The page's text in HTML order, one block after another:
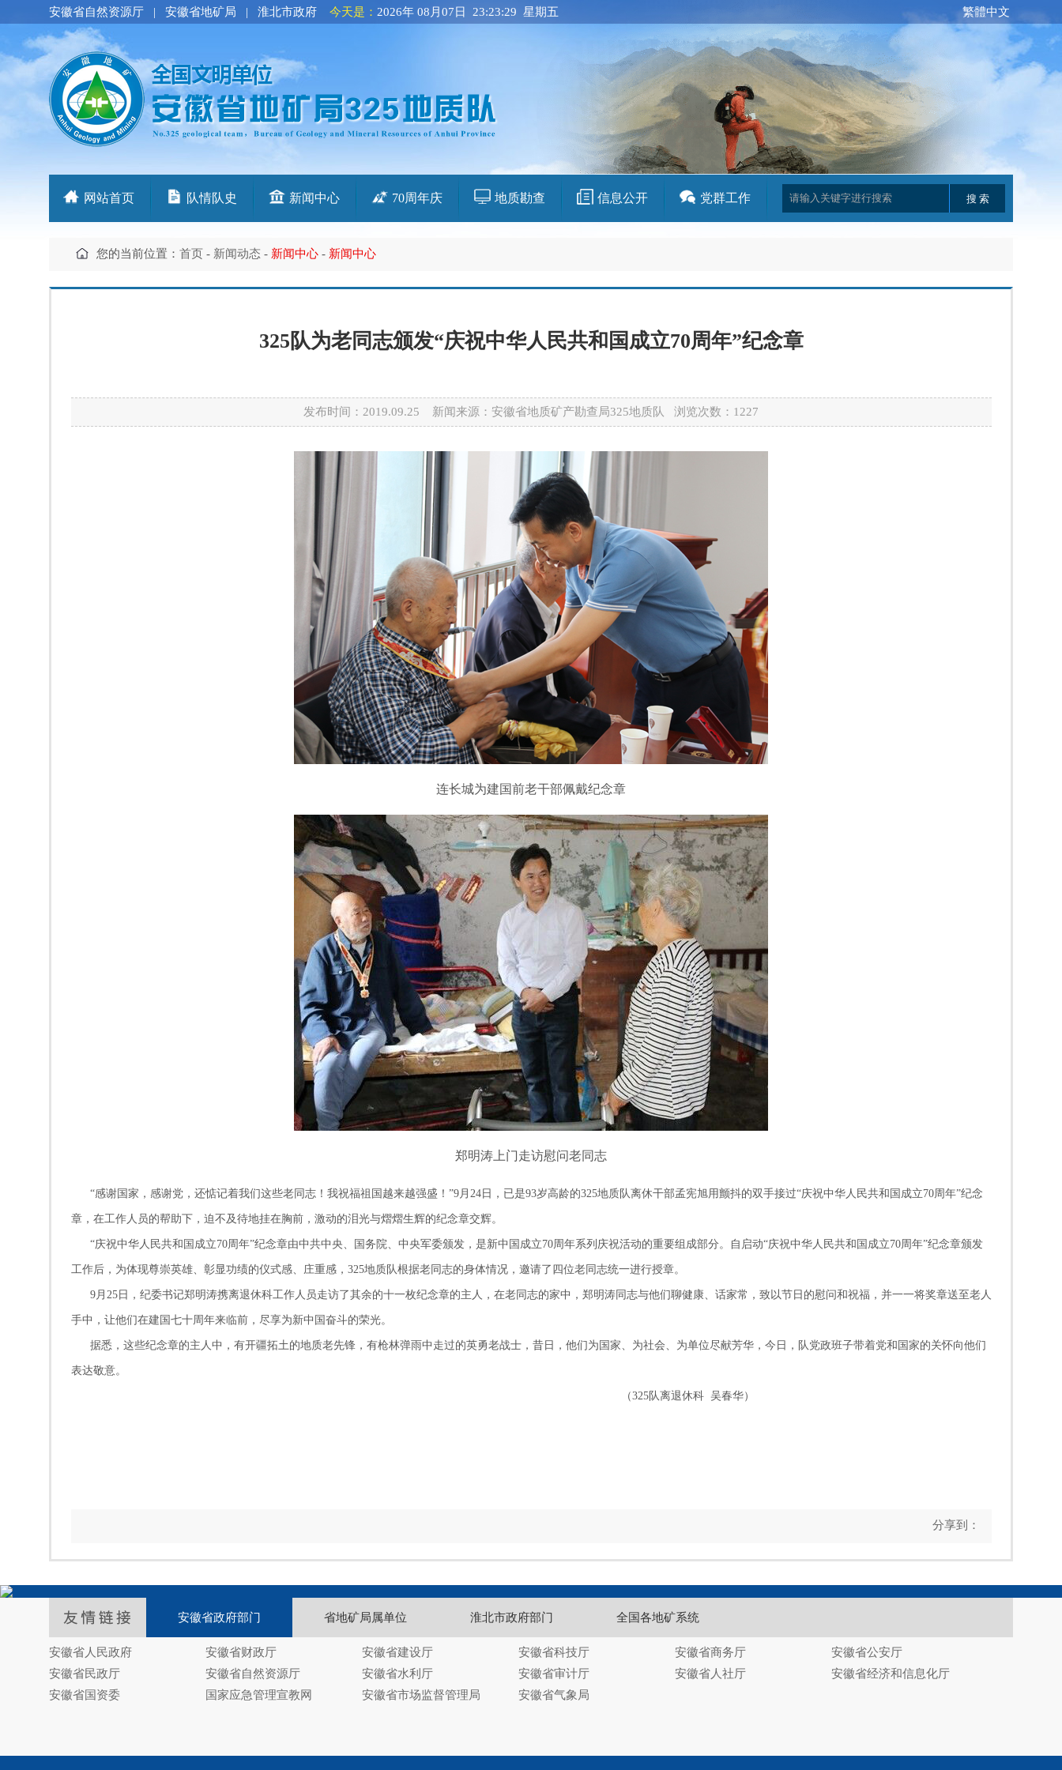
安徽省自然资源厅 | 安徽省地矿局 | 淮北市政府 今天是： 2026年 08月07日 23:23:30 星期五 繁體中文
网站首页 队情队史 新闻中心 70周年庆 地质勘查 信息公开 党群工作
您的当前位置： 首页 - 新闻动态 - 新闻中心 - 新闻中心
325队为老同志颁发“庆祝中华人民共和国成立70周年”纪念章
发布时间：2019.09.25 新闻来源：安徽省地质矿产勘查局325地质队 浏览次数： 1227
连长城为建国前老干部佩戴纪念章
郑明涛上门走访慰问老同志
“感谢国家，感谢党，还惦记着我们这些老同志！我祝福祖国越来越强盛！”9月24日，已是93岁高龄的325地质队离休干部孟宪旭用颤抖的双手接过“庆祝中华人民共和国成立70周年”纪念
章，在工作人员的帮助下，迫不及待地挂在胸前，激动的泪光与熠熠生辉的纪念章交辉。
“庆祝中华人民共和国成立70周年”纪念章由中共中央、国务院、中央军委颁发，是新中国成立70周年系列庆祝活动的重要组成部分。自启动“庆祝中华人民共和国成立70周年”纪念章颁发
工作后，为体现尊崇英雄、彰显功绩的仪式感、庄重感，325地质队根据老同志的身体情况，邀请了四位老同志统一进行授章。
9月25日，纪委书记郑明涛携离退休科工作人员走访了其余的十一枚纪念章的主人，在老同志的家中，郑明涛同志与他们聊健康、话家常，致以节日的慰问和祝福，并一一将奖章送至老人
手中，让他们在建国七十周年来临前，尽享为新中国奋斗的荣光。
据悉，这些纪念章的主人中，有开疆拓土的地质老先锋，有枪林弹雨中走过的英勇老战士，昔日，他们为国家、为社会、为单位尽献芳华，今日，队党政班子带着党和国家的关怀向他们
表达敬意。
（325队离退休科 吴春华）
分享到：
安徽省政府部门 省地矿局属单位 淮北市政府部门 全国各地矿系统
安徽省人民政府 安徽省财政厅 安徽省建设厅 安徽省科技厅 安徽省商务厅
安徽省公安厅
安徽省民政厅
安徽省自然资源厅 安徽省水利厅 安徽省审计厅 安徽省人社厅
安徽省经济和信息化厅
安徽省国资委
国家应急管理宣教网 安徽省市场监督管理局 安徽省气象局